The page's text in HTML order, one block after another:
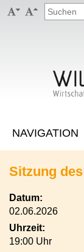
 
Sitzung
Datum:
02.06.2026
Uhrzeit:
19:00 Uhr